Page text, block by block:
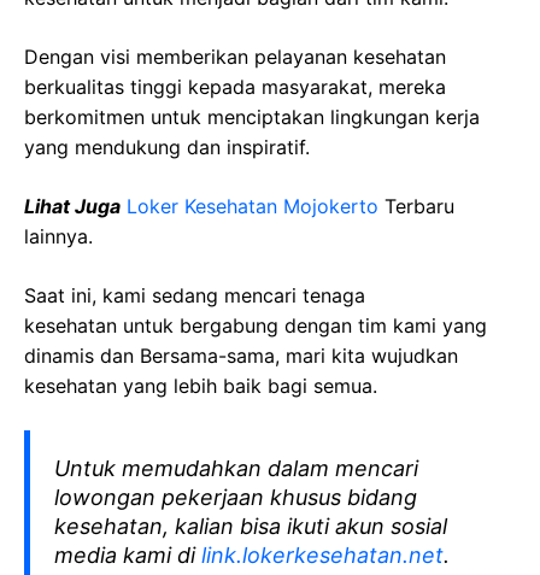
Dengan visi memberikan pelayanan kesehatan
berkualitas tinggi kepada masyarakat, mereka
berkomitmen untuk menciptakan lingkungan kerja
yang mendukung dan inspiratif.
Lihat Juga Loker Kesehatan Mojokerto Terbaru
lainnya.
Saat ini, kami sedang mencari tenaga
kesehatan untuk bergabung dengan tim kami yang
dinamis dan Bersama-sama, mari kita wujudkan
kesehatan yang lebih baik bagi semua.
Untuk memudahkan dalam mencari
lowongan pekerjaan khusus bidang
kesehatan, kalian bisa ikuti akun sosial
media kami dilink.lokerkesehatan.net.